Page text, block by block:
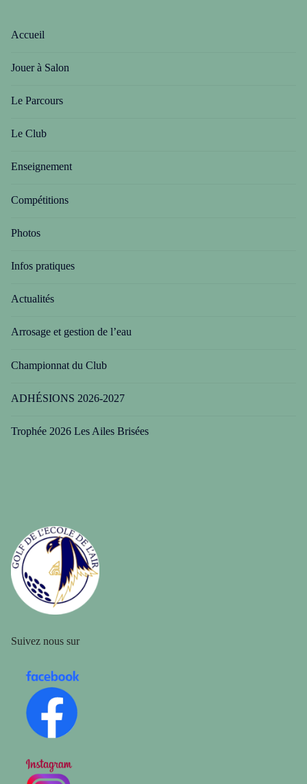
Accueil
Jouer à Salon
Le Parcours
Le Club
Enseignement
Compétitions
Photos
Infos pratiques
Actualités
Arrosage et gestion de l’eau
Championnat du Club
ADHÉSIONS 2026-2027
Trophée 2026 Les Ailes Brisées
Suivez nous sur